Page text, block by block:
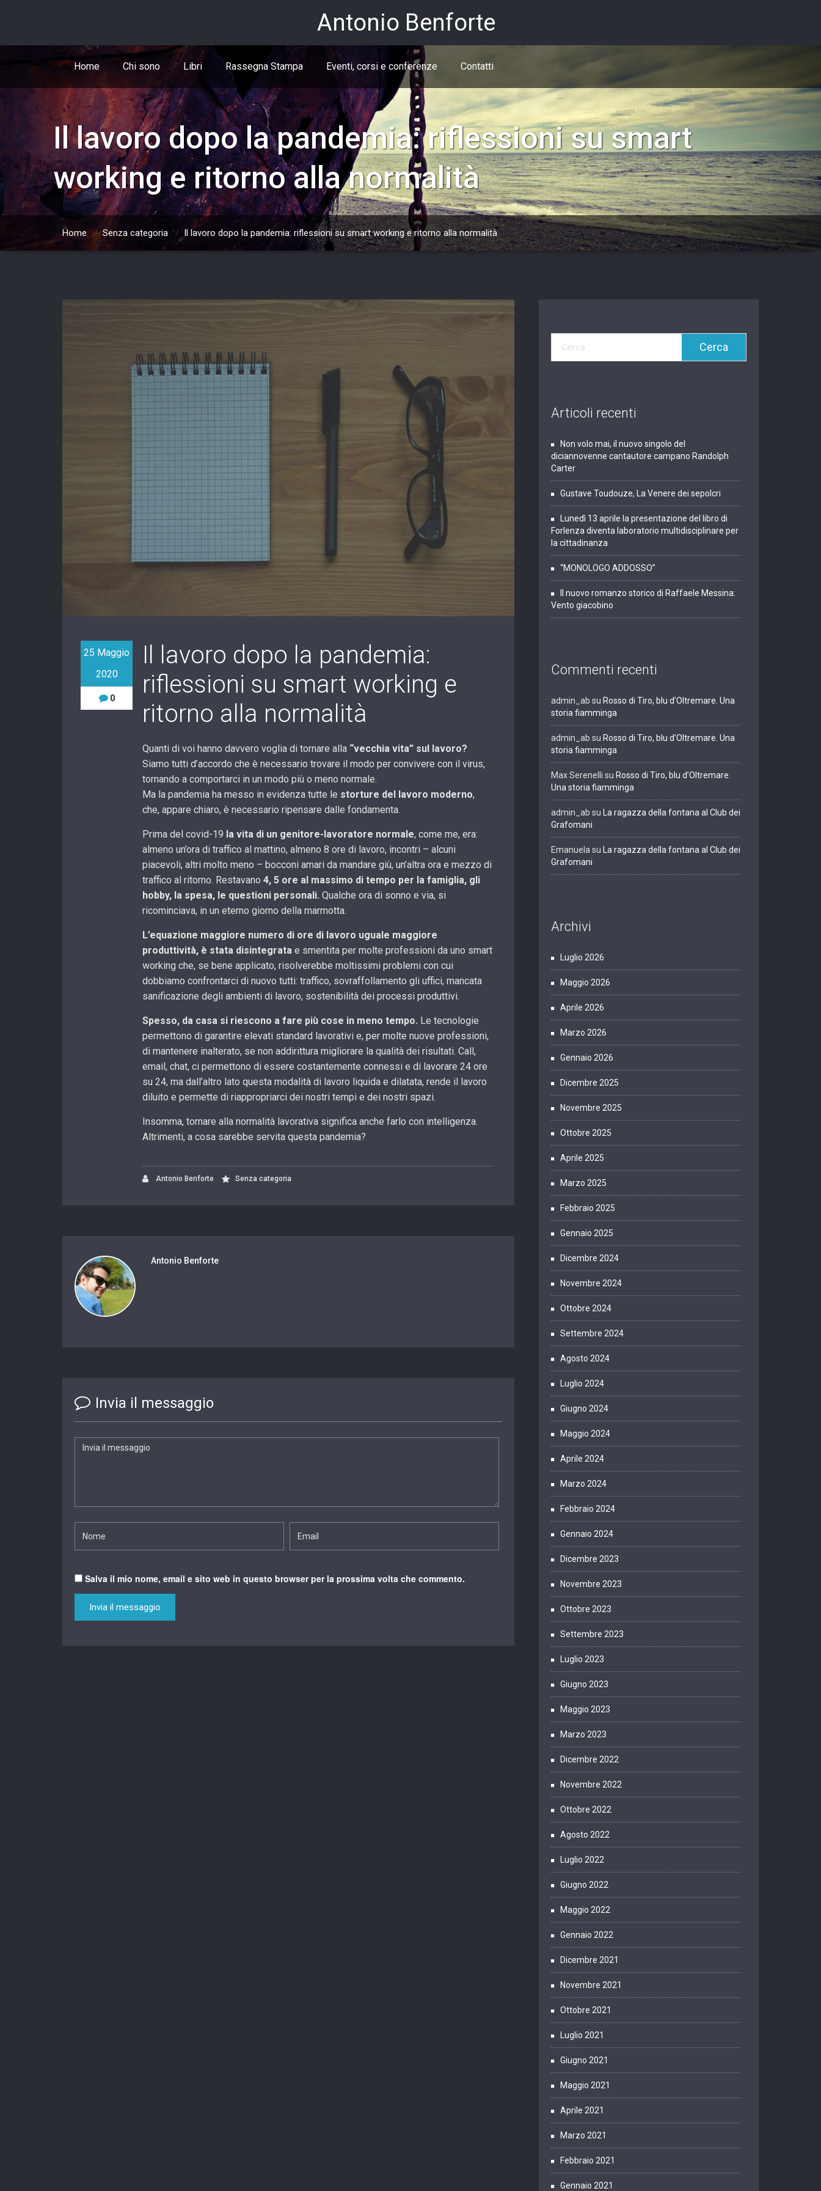
Antonio Benforte
Home Chi sono Libri Rassegna Stampa Eventi, corsi e conferenze Contatti
Il lavoro dopo la pandemia: riflessioni su smart
working e ritorno alla normalità
Home/Senza categoria / Il lavoro dopo la pandemia: riflessioni su smart working e ritorno alla normalità
25 Maggio
2020
0
Il lavoro dopo la pandemia:
riflessioni su smart working e
ritorno alla normalità
Quanti di voi hanno davvero voglia di tornare alla “vecchia vita” sul lavoro?
Siamo tutti d’accordo che è necessario trovare il modo per convivere con il virus,
tornando a comportarci in un modo più o meno normale.
Ma la pandemia ha messo in evidenza tutte le storture del lavoro moderno,
che, appare chiaro, è necessario ripensare dalle fondamenta.
Prima del covid-19 la vita di un genitore-lavoratore normale, come me, era:
almeno un’ora di traffico al mattino, almeno 8 ore di lavoro, incontri – alcuni
piacevoli, altri molto meno – bocconi amari da mandare giù, un’altra ora e mezzo di
traffico al ritorno. Restavano 4, 5 ore al massimo di tempo per la famiglia, gli
hobby, la spesa, le questioni personali. Qualche ora di sonno e via, si
ricominciava, in un eterno giorno della marmotta.
L’equazione maggiore numero di ore di lavoro uguale maggiore
produttività, è stata disintegrata e smentita per molte professioni da uno smart
working che, se bene applicato, risolverebbe moltissimi problemi con cui
dobbiamo confrontarci di nuovo tutti: traffico, sovraffollamento gli uffici, mancata
sanificazione degli ambienti di lavoro, sostenibilità dei processi produttivi.
Spesso, da casa si riescono a fare più cose in meno tempo. Le tecnologie
permettono di garantire elevati standard lavorativi e, per molte nuove professioni,
di mantenere inalterato, se non addirittura migliorare la qualità dei risultati. Call,
email, chat, ci permettono di essere costantemente connessi e di lavorare 24 ore
su 24, ma dall’altro lato questa modalità di lavoro liquida e dilatata, rende il lavoro
diluito e permette di riappropriarci dei nostri tempi e dei nostri spazi.
Insomma, tornare alla normalità lavorativa significa anche farlo con intelligenza.
Altrimenti, a cosa sarebbe servita questa pandemia?
Antonio Benforte Senza categoria
Antonio Benforte
Invia il messaggio
Salva il mio nome, email e sito web in questo browser per la prossima volta che commento.
Articoli recenti
Non volo mai, il nuovo singolo del
diciannovenne cantautore campano Randolph
Carter
Gustave Toudouze, La Venere dei sepolcri
Lunedì 13 aprile la presentazione del libro di
Forlenza diventa laboratorio multidisciplinare per
la cittadinanza
“MONOLOGO ADDOSSO”
Il nuovo romanzo storico di Raffaele Messina:
Vento giacobino
Commenti recenti
admin_ab su Rosso di Tiro, blu d’Oltremare. Una
storia fiamminga
admin_ab su Rosso di Tiro, blu d’Oltremare. Una
storia fiamminga
Max Serenelli su Rosso di Tiro, blu d’Oltremare.
Una storia fiamminga
admin_ab su La ragazza della fontana al Club dei
Grafomani
Emanuelasu La ragazza della fontana al Club dei
Grafomani
Archivi
Luglio 2026
Maggio 2026
Aprile 2026
Marzo 2026
Gennaio 2026
Dicembre 2025
Novembre 2025
Ottobre 2025
Aprile 2025
Marzo 2025
Febbraio 2025
Gennaio 2025
Dicembre 2024
Novembre 2024
Ottobre 2024
Settembre 2024
Agosto 2024
Luglio 2024
Giugno 2024
Maggio 2024
Aprile 2024
Marzo 2024
Febbraio 2024
Gennaio 2024
Dicembre 2023
Novembre 2023
Ottobre 2023
Settembre 2023
Luglio 2023
Giugno 2023
Maggio 2023
Marzo 2023
Dicembre 2022
Novembre 2022
Ottobre 2022
Agosto 2022
Luglio 2022
Giugno 2022
Maggio 2022
Gennaio 2022
Dicembre 2021
Novembre 2021
Ottobre 2021
Luglio 2021
Giugno 2021
Maggio 2021
Aprile 2021
Marzo 2021
Febbraio 2021
Gennaio 2021